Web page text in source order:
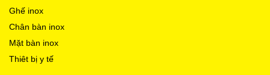
Ghế inox
Chân bàn inox
Mặt bàn inox
Thiêt bị y tế